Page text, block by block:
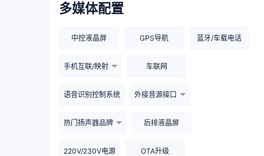
多媒体配置
中控液晶屏 GPS导航 蓝牙/车载电话
手机互联/映射 车联网
语音识别控制系统 外接音源接口
热门扬声器品牌 后排液晶屏
220V/230V电源 OTA升级